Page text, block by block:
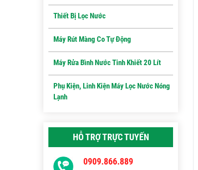
Thiết Bị Lọc Nước
Máy Rút Màng Co Tự Động
Máy Rửa Bình Nước Tinh Khiết 20 Lít
Phụ Kiện, Linh Kiện Máy Lọc Nước Nóng
Lạnh
HỖ TRỢ TRỰC TUYẾN
0909.866.889